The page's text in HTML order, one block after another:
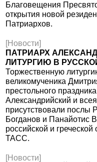
Благовещения
открытия новой
Патриархов.
[Новости]
ПАТРИАРХ
ЛИТУРГИЮ В
Торжественную
великомученика
престольного
Александрийский и
присутствовали послы
Богданов и Панайотис
российской и
ТАСС.
[Новости]